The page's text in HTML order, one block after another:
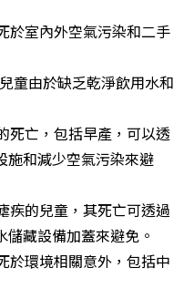
於室內外空氣污染和二手
童由於缺乏乾淨飲用水和
死亡，包括早產，可以透
施和減少空氣污染來避
疾的兒童，其死亡可透過
藏設備加蓋來避免。
於環境相關意外，包括中